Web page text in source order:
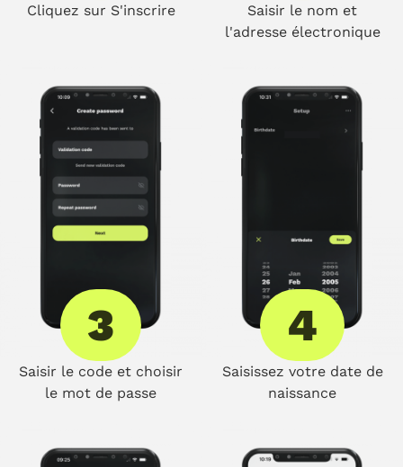
Cliquez sur S'inscrire
Saisir le nom et
l'adresse électronique
3
Saisir le code et choisir
le mot de passe
4
Saisissez votre date de
naissance